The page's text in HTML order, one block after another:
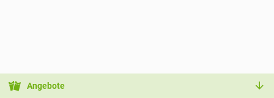
Angebote